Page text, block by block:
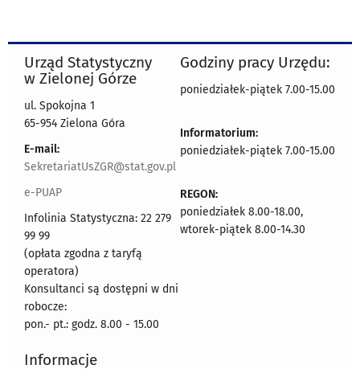
Urząd Statystyczny
w Zielonej Górze
ul. Spokojna 1
65-954 Zielona Góra
E-mail:
SekretariatUsZGR@stat.gov.pl
e-PUAP
Infolinia Statystyczna: 22 279
99 99
(opłata zgodna z taryfą
operatora)
Konsultanci są dostępni w dni
robocze:
pon.- pt.: godz. 8.00 - 15.00
Godziny pracy Urzędu:
poniedziałek-piątek 7.00-15.00
Informatorium:
poniedziałek-piątek 7.00-15.00
REGON:
poniedziałek 8.00-18.00,
wtorek-piątek 8.00-14.30
Informacje